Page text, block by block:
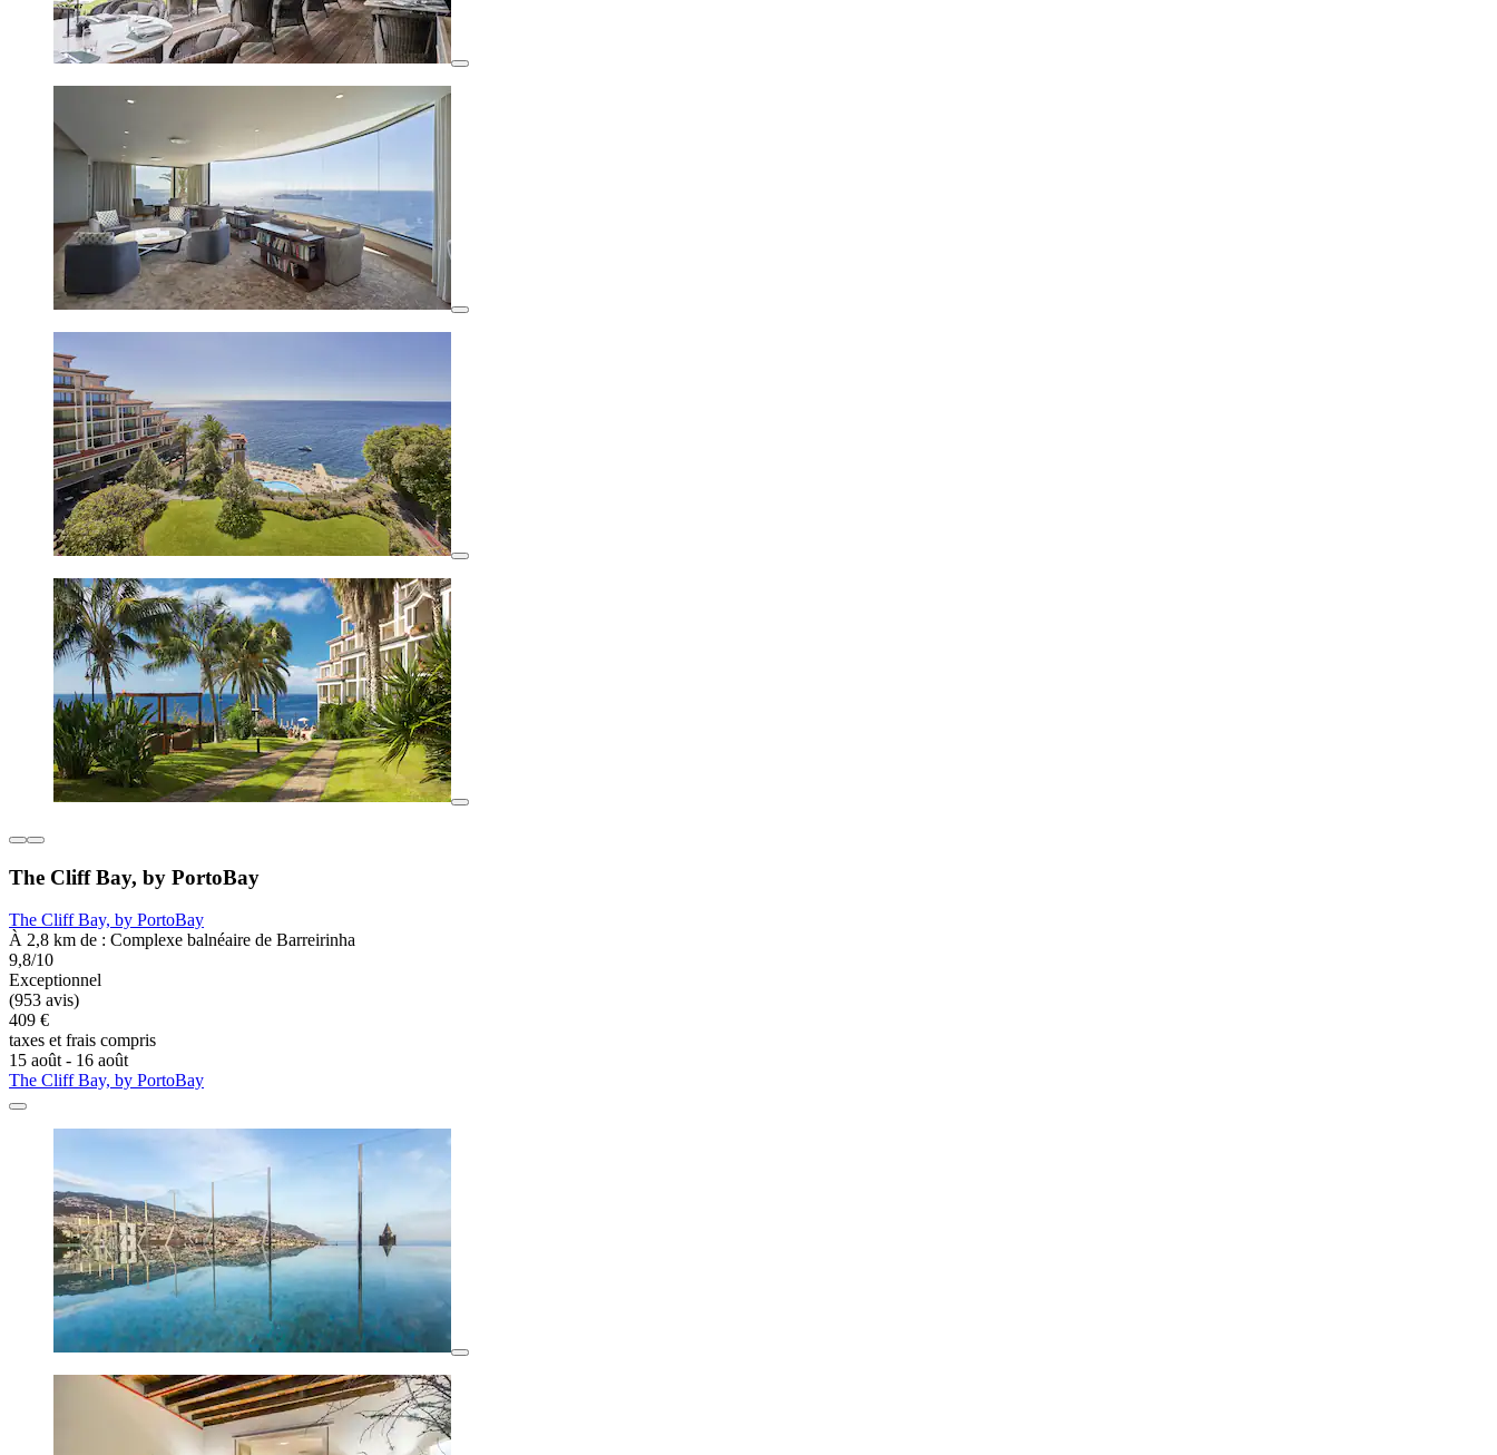
The Cliff Bay, by PortoBay
The Cliff Bay, by PortoBay
À 2,8 km de : Complexe balnéaire de Barreirinha
9,8/10
Exceptionnel
(953 avis)
409 €
taxes et frais compris
15 août - 16 août
The Cliff Bay, by PortoBay